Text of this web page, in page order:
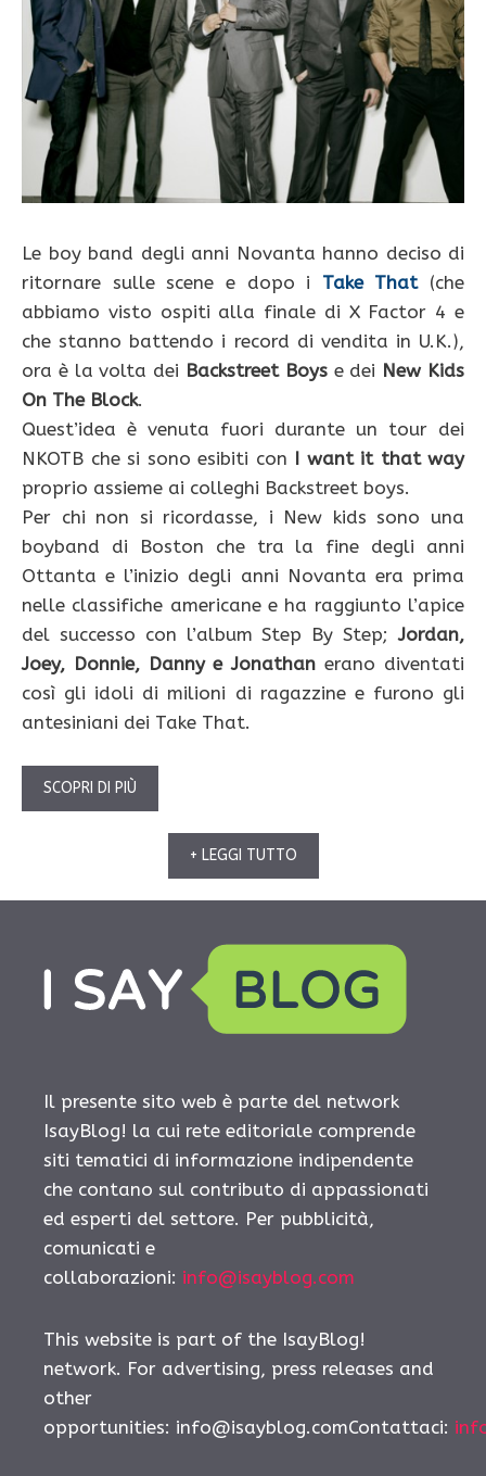
Le boy band degli anni Novanta hanno deciso di
ritornare sulle scene e dopo i Take That(che
abbiamo visto ospiti alla finale di X Factor 4 e
che stanno battendo i record di vendita in U.K.),
ora è la volta dei Backstreet Boyse dei New Kids
On The Block.
Quest’idea è venuta fuori durante un tour dei
NKOTB che si sono esibiti con I want it that way
proprio assieme ai colleghi Backstreet boys.
Per chi non si ricordasse, i New kids sono una
boyband di Boston che tra la fine degli anni
Ottanta e l’inizio degli anni Novanta era prima
nelle classifiche americane e ha raggiunto l’apice
del successo con l’album Step By Step;Jordan,
Joey, Donnie, Danny e Jonathanerano diventati
così gli idoli di milioni di ragazzine e furono gli
antesiniani dei Take That.
SCOPRI DI PIÙ
+ LEGGI TUTTO
Il presente sito web è parte del network
IsayBlog! la cui rete editoriale comprende
siti tematici di informazione indipendente
che contano sul contributo di appassionati
ed esperti del settore. Per pubblicità,
comunicati e
collaborazioni: info@isayblog.com
This website is part of the IsayBlog!
network. For advertising, press releases and
other
opportunities: info@isayblog.comContattaci: